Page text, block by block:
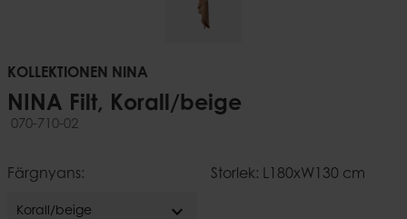
KOLLEKTIONEN NINA
NINA Filt, Korall/beige
070-710-02
Färgnyans:
Korall/beige expand_more
Storlek: L180xW130 cm